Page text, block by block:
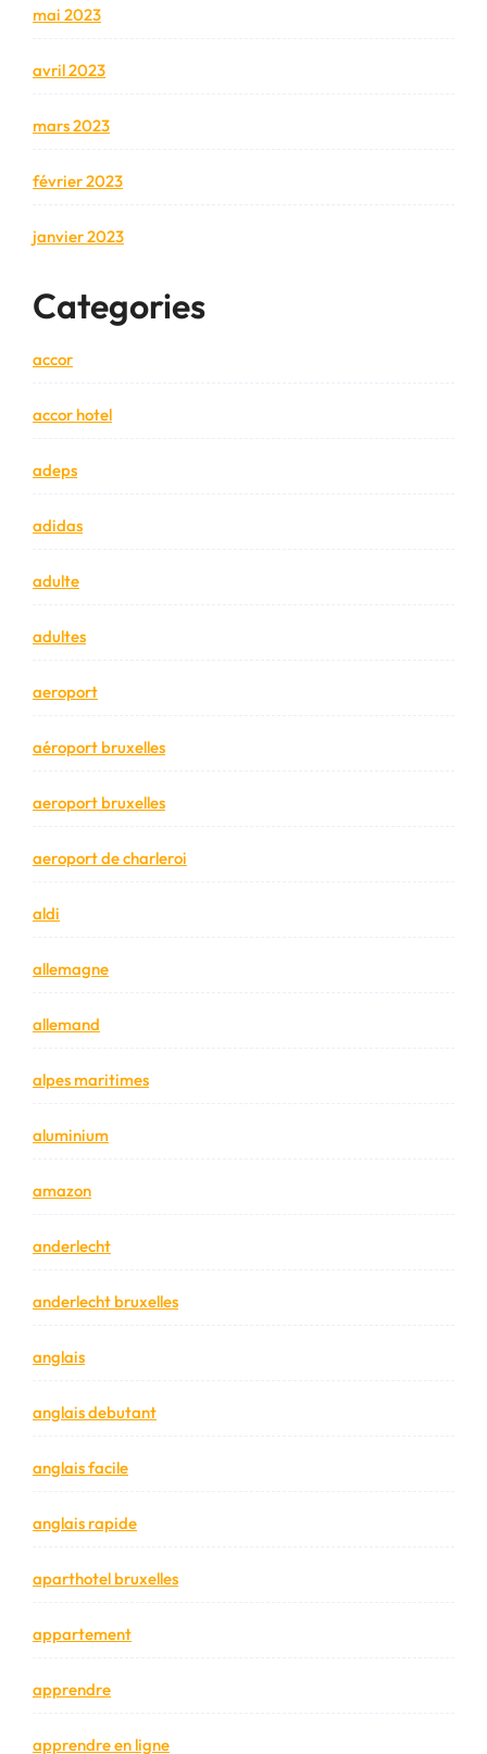
mai 2023
avril 2023
mars 2023
février 2023
janvier 2023
Categories
accor
accor hotel
adeps
adidas
adulte
adultes
aeroport
aéroport bruxelles
aeroport bruxelles
aeroport de charleroi
aldi
allemagne
allemand
alpes maritimes
aluminium
amazon
anderlecht
anderlecht bruxelles
anglais
anglais debutant
anglais facile
anglais rapide
aparthotel bruxelles
appartement
apprendre
apprendre en ligne